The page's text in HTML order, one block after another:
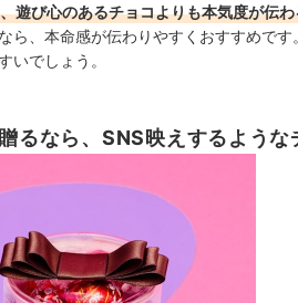
遊び心のあるチョコよりも本気度が伝
ら、本命感が伝わりやすくおすすめで
いでしょう。
るなら、SNS映えするような